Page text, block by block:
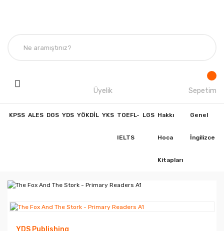
Üyelik Sepetim
KPSS ALES DGS YDS YÖKDİL YKS TOEFL-
IELTS
LGS Hakkı
Hoca
Kitapları
Genel
İngilizce
YDS Publishing